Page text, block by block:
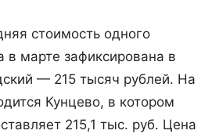
стоимость одного
в марте зафиксирована в
— 215 тысяч рублей. На
Кунцево, в котором
215,1 тыс. руб. Цена